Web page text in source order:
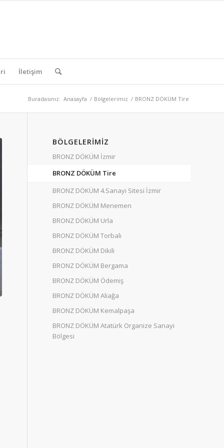
İletişim
Buradasınız: Anasayfa / Bölgelerimiz / BRONZ DÖKÜM Tire
BÖLGELERIMIZ
BRONZ DÖKÜM İzmir
BRONZ DÖKÜM Tire
BRONZ DÖKÜM 4.Sanayi Sitesi İzmir
BRONZ DÖKÜM Menemen
BRONZ DÖKÜM Urla
BRONZ DÖKÜM Torbalı
BRONZ DÖKÜM Dikili
BRONZ DÖKÜM Bergama
BRONZ DÖKÜM Ödemiş
BRONZ DÖKÜM Aliağa
BRONZ DÖKÜM Kemalpaşa
BRONZ DÖKÜM Atatürk Organize Sanayi
Bölgesi